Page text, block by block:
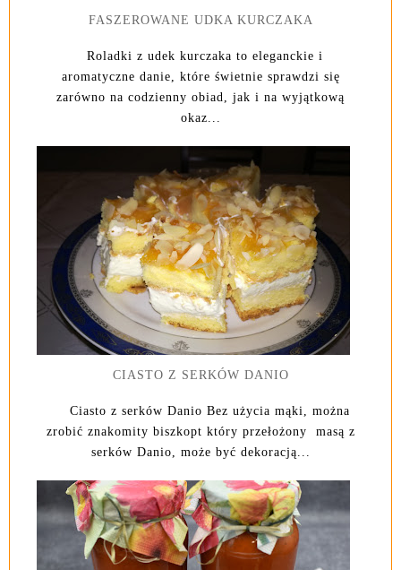
FASZEROWANE UDKA KURCZAKA
Roladki z udek kurczaka to eleganckie i
aromatyczne danie, które świetnie sprawdzi się
zarówno na codzienny obiad, jak i na wyjątkową
okaz...
CIASTO Z SERKÓW DANIO
Ciasto z serków Danio Bez użycia mąki, można
zrobić znakomity biszkopt który przełożony masą z
serków Danio, może być dekoracją...